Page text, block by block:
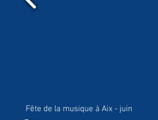
Fête de la musique à Aix - juin